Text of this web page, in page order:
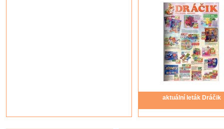
aktuální leták Dráčik